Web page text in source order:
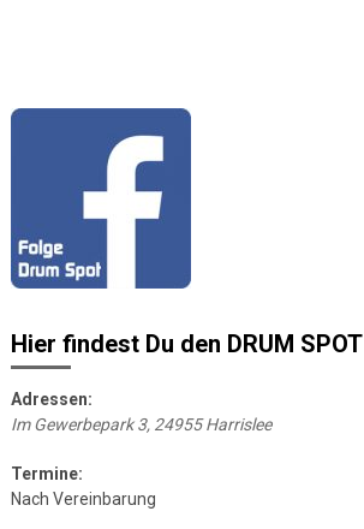
Hier findest Du den DRUM SPOT
Adressen:
Im Gewerbepark 3, 24955 Harrislee
Termine:
Nach Vereinbarung